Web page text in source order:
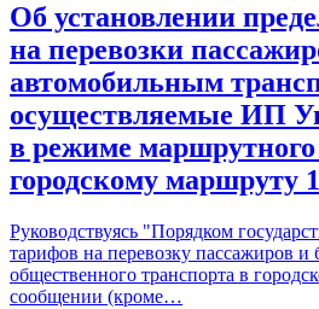
Об установлении
на перевозки
автомобильным
осуществляемые ИП
в режиме маршрутного
городскому маршруту
Руководствуясь "Порядком
тарифов на перевозку пассажиров и
общественного транспорта в
сообщении (кроме…